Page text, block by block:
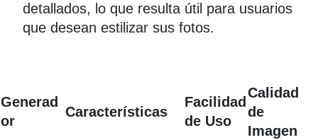
detallados, lo que resulta útil para usuarios
que desean estilizar sus fotos.
Generad
or
Características
Facilidad
de Uso
Calidad
de
Imagen